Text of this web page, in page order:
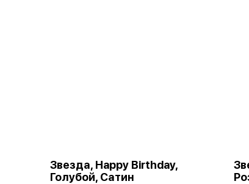
Звезда, Happy Birthday,
Голубой, Сатин